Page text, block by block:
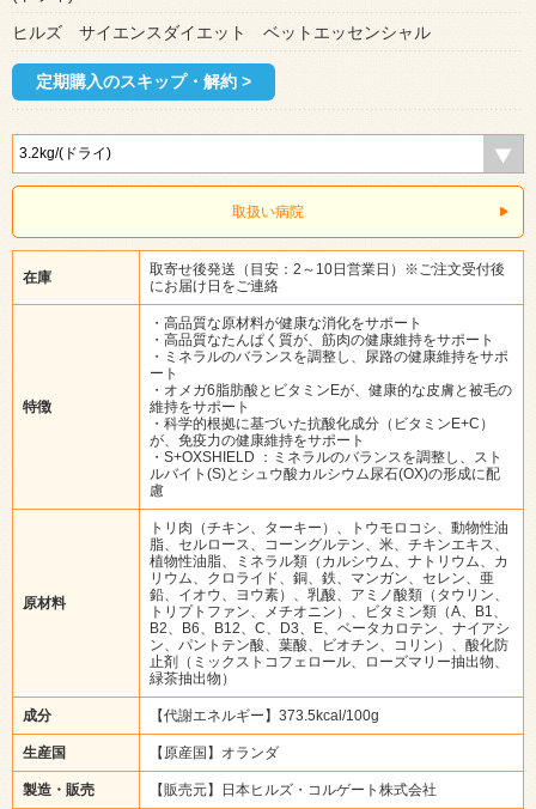
ヒルズ サイエンスダイエット ベットエッセンシャル
定期購入のスキップ・解約 >
取扱い病院
在庫
取寄せ後発送（目安：2～10日営業日）※ご注文受付後
にお届け日をご連絡
特徴
・高品質な原材料が健康な消化をサポート
・高品質なたんぱく質が、筋肉の健康維持をサポート
・ミネラルのバランスを調整し、尿路の健康維持をサポ
ート
・オメガ6脂肪酸とビタミンEが、健康的な皮膚と被毛の
維持をサポート
・科学的根拠に基づいた抗酸化成分（ビタミンE+C）
が、免疫力の健康維持をサポート
・S+OXSHIELD ：ミネラルのバランスを調整し、スト
ルバイト(S)とシュウ酸カルシウム尿石(OX)の形成に配
慮
原材料
トリ肉（チキン、ターキー）、トウモロコシ、動物性油
脂、セルロース、コーングルテン、米、チキンエキス、
植物性油脂、ミネラル類（カルシウム、ナトリウム、カ
リウム、クロライド、銅、鉄、マンガン、セレン、亜
鉛、イオウ、ヨウ素）、乳酸、アミノ酸類（タウリン、
トリプトファン、メチオニン）、ビタミン類（A、B1、
B2、B6、B12、C、D3、E、ベータカロテン、ナイアシ
ン、パントテン酸、葉酸、ビオチン、コリン）、酸化防
止剤（ミックストコフェロール、ローズマリー抽出物、
緑茶抽出物）
成分 【代謝エネルギー】373.5kcal/100g
生産国 【原産国】オランダ
製造・販売 【販売元】日本ヒルズ・コルゲート株式会社